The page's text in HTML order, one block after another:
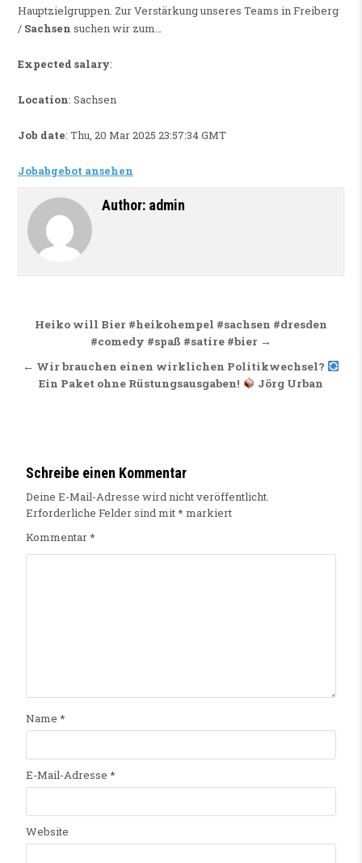
Hauptzielgruppen. Zur Verstärkung unseres Teams in Freiberg
/ Sachsen suchen wir zum…
Expected salary:
Location: Sachsen
Job date: Thu, 20 Mar 2025 23:57:34 GMT
Jobabgebot ansehen
Author: admin
Beitragsnavigation
Heiko will Bier #heikohempel #sachsen #dresden
#comedy #spaß #satire #bier →
← Wir brauchen einen wirklichen Politikwechsel?
Ein Paket ohne Rüstungsausgaben!
Jörg Urban
Schreibe einen Kommentar
Deine E-Mail-Adresse wird nicht veröffentlicht.
Erforderliche Felder sind mit* markiert
Kommentar*
Name *
E-Mail-Adresse *
Website